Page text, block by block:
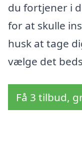
du fortjener i
for at skulle
husk at tage
vælge det
Få 3 tilbud,